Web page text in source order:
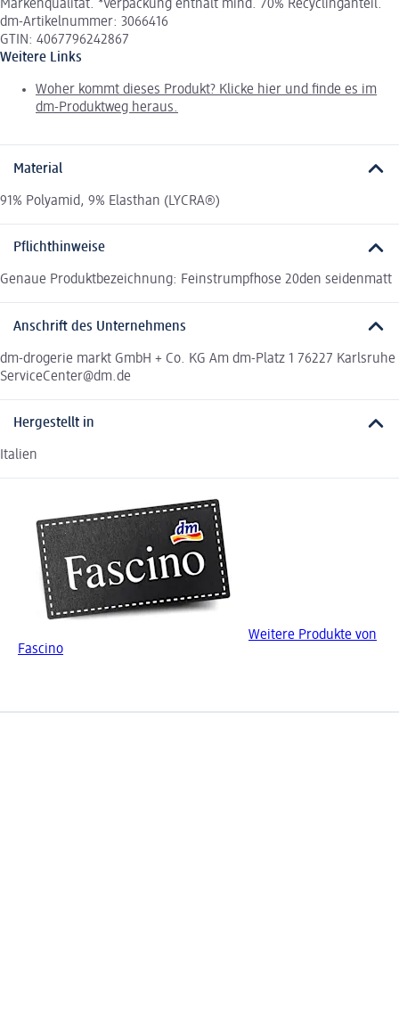
Markenqualität. *Verpackung enthält mind. 70% Recyclinganteil.
dm-Artikelnummer: 3066416
GTIN: 4067796242867
Weitere Links
Woher kommt dieses Produkt? Klicke hier und finde es im
dm-Produktweg heraus.
Material
91% Polyamid, 9% Elasthan (LYCRA®)
Pflichthinweise
Genaue Produktbezeichnung: Feinstrumpfhose 20den seidenmatt
Anschrift des Unternehmens
dm-drogerie markt GmbH + Co. KG Am dm-Platz 1 76227 Karlsruhe
ServiceCenter@dm.de
Hergestellt in
Italien
Weitere Produkte von
Fascino